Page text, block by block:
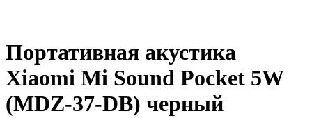
Портативная акустика
Xiaomi Mi Sound Pocket 5W
(MDZ-37-DB) черный